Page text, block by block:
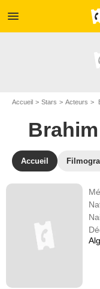
menu
Accueil Stars Acteurs
Accueil